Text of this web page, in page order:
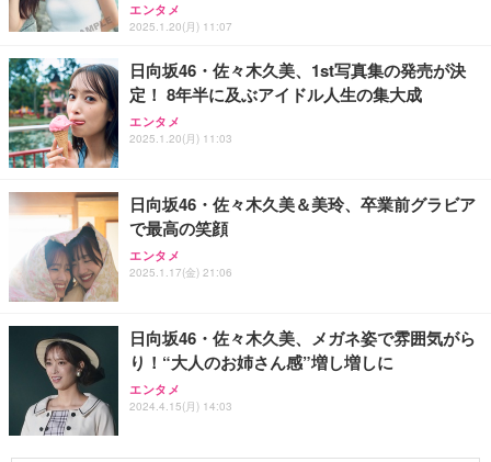
エンタメ
2025.1.20(月) 11:07
日向坂46・佐々木久美、1st写真集の発売が決
定！ 8年半に及ぶアイドル人生の集大成
エンタメ
2025.1.20(月) 11:03
日向坂46・佐々木久美＆美玲、卒業前グラビア
で最高の笑顔
エンタメ
2025.1.17(金) 21:06
日向坂46・佐々木久美、メガネ姿で雰囲気がら
り！“大人のお姉さん感”増し増しに
エンタメ
2024.4.15(月) 14:03